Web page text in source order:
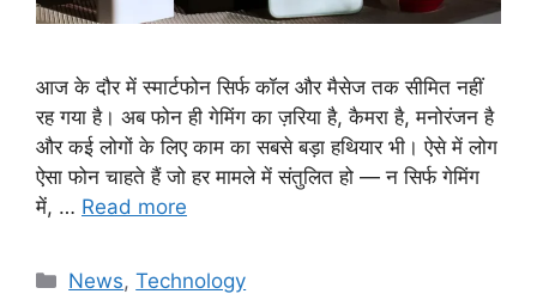
आज के दौर में स्मार्टफोन सिर्फ कॉल और मैसेज तक सीमित नहीं
रह गया है। अब फोन ही गेमिंग का ज़रिया है, कैमरा है, मनोरंजन है
और कई लोगों के लिए काम का सबसे बड़ा हथियार भी। ऐसे में लोग
ऐसा फोन चाहते हैं जो हर मामले में संतुलित हो — न सिर्फ गेमिंग
में, … Read more
Categories
News,Technology